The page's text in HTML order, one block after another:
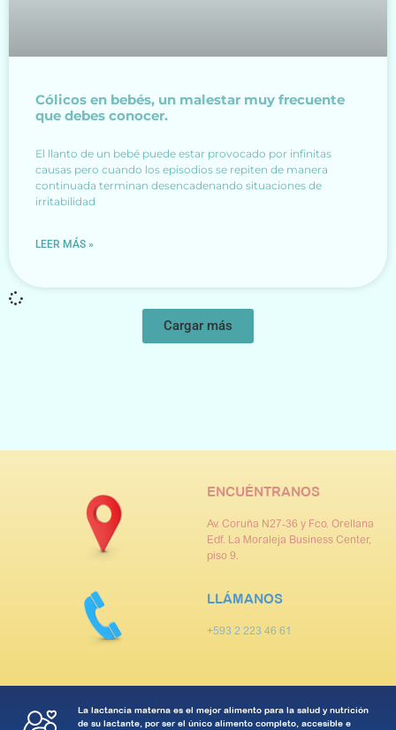
Cólicos en bebés, un malestar muy frecuente
que debes conocer.
El llanto de un bebé puede estar provocado por infinitas
causas pero cuando los episodios se repiten de manera
continuada terminan desencadenando situaciones de
irritabilidad
LEER MÁS »
Cargar más
ENCUÉNTRANOS
Av. Coruña N27-36 y Fco. Orellana
Edf. La Moraleja Business Center,
piso 9.
LLÁMANOS
+593 2 223 46 61
La lactancia materna es el mejor alimento para la salud y nutrición
de su lactante, por ser el único alimento completo, accesible e